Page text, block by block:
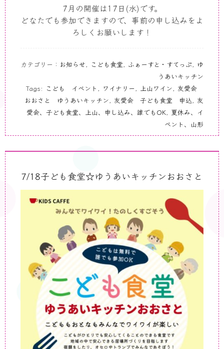
7月の開催は17日(水)です。
どなたでも参加できますので、事前の申し込みをよ
ろしくお願いします！
カテゴリー： お知らせ, こども食堂, ふぁーすと・すてっぷ, ゆ
うあいキッチン
Tags: こども イベント , ワイナリー , 上山ワイン, 友愛会
おおさと ゆうあいキッチン, 友愛会 子ども食堂 申込, 友
愛会、子ども食堂、上山、申し込み、誰でもOK, 夏休み、イ
ベント、山形
7/18子ども食堂☆ゆうあいキッチンおおさと